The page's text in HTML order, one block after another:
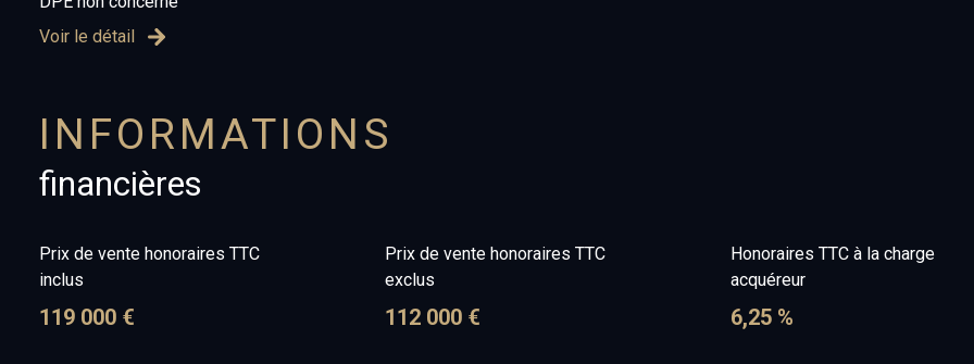
Voir le détail
INFORMATIONS
financières
Prix de vente honoraires TTC
inclus
119 000 €
Prix de vente honoraires TTC
exclus
112 000 €
Honoraires TTC à la charge
acquéreur
6,25 %